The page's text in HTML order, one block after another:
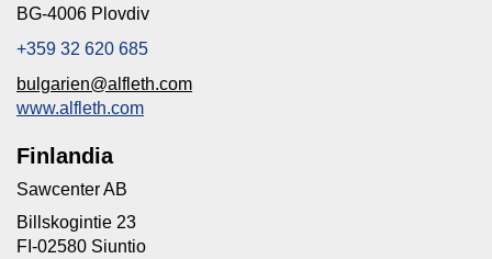
BG-4006 Plovdiv
+359 32 620 685
bulgarien@alfleth.com
www.alfleth.com
Finlandia
Sawcenter AB
Billskogintie 23
FI-02580 Siuntio